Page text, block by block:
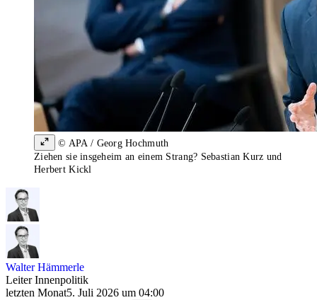
© APA / Georg Hochmuth
Ziehen sie insgeheim an einem Strang? Sebastian Kurz und
Herbert Kickl
Walter Hämmerle
Leiter Innenpolitik
letzten Monat5. Juli 2026 um 04:00